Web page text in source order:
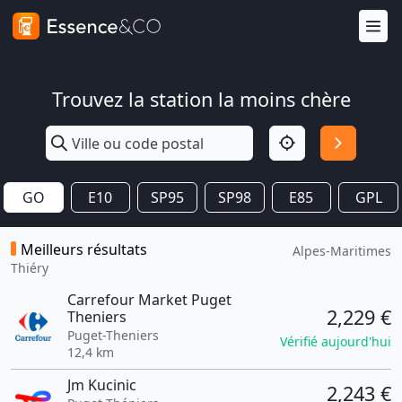
Trouvez la station la moins chère
GO E10 SP95 SP98 E85 GPL
Meilleurs résultats
Thiéry
Alpes-Maritimes
Carrefour Market Puget
Theniers
Puget-Theniers
12,4 km
2,229 €
Vérifié aujourd'hui
Jm Kucinic 2,243 €